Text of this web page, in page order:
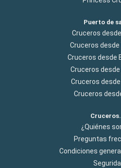
Puerto de
Cruceros
Cruceros desde
Cruceros desde
Cruceros
Cruceros
Cruceros
¿Quiénes
Preguntas
Condiciones